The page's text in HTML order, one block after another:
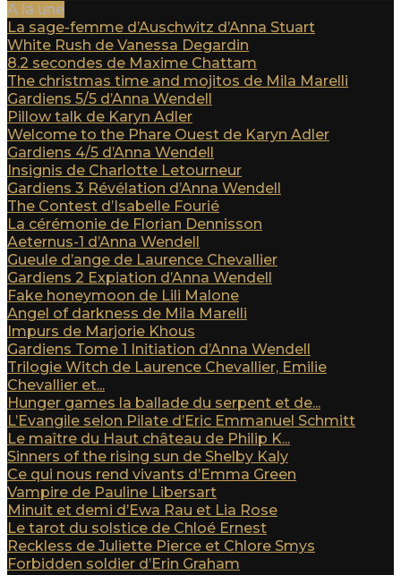
A la une
La sage-femme d’Auschwitz d’Anna Stuart
White Rush de Vanessa Degardin
8.2 secondes de Maxime Chattam
The christmas time and mojitos de Mila Marelli
Gardiens 5/5 d’Anna Wendell
Pillow talk de Karyn Adler
Welcome to the Phare Ouest de Karyn Adler
Gardiens 4/5 d’Anna Wendell
Insignis de Charlotte Letourneur
Gardiens 3 Révélation d’Anna Wendell
The Contest d’Isabelle Fourié
La cérémonie de Florian Dennisson
Aeternus-1 d’Anna Wendell
Gueule d’ange de Laurence Chevallier
Gardiens 2 Expiation d’Anna Wendell
Fake honeymoon de Lili Malone
Angel of darkness de Mila Marelli
Impurs de Marjorie Khous
Gardiens Tome 1 Initiation d’Anna Wendell
Trilogie Witch de Laurence Chevallier, Emilie
Chevallier et...
Hunger games la ballade du serpent et de...
L’Evangile selon Pilate d’Eric Emmanuel Schmitt
Le maître du Haut château de Philip K...
Sinners of the rising sun de Shelby Kaly
Ce qui nous rend vivants d’Emma Green
Vampire de Pauline Libersart
Minuit et demi d’Ewa Rau et Lia Rose
Le tarot du solstice de Chloé Ernest
Reckless de Juliette Pierce et Chlore Smys
Forbidden soldier d’Erin Graham